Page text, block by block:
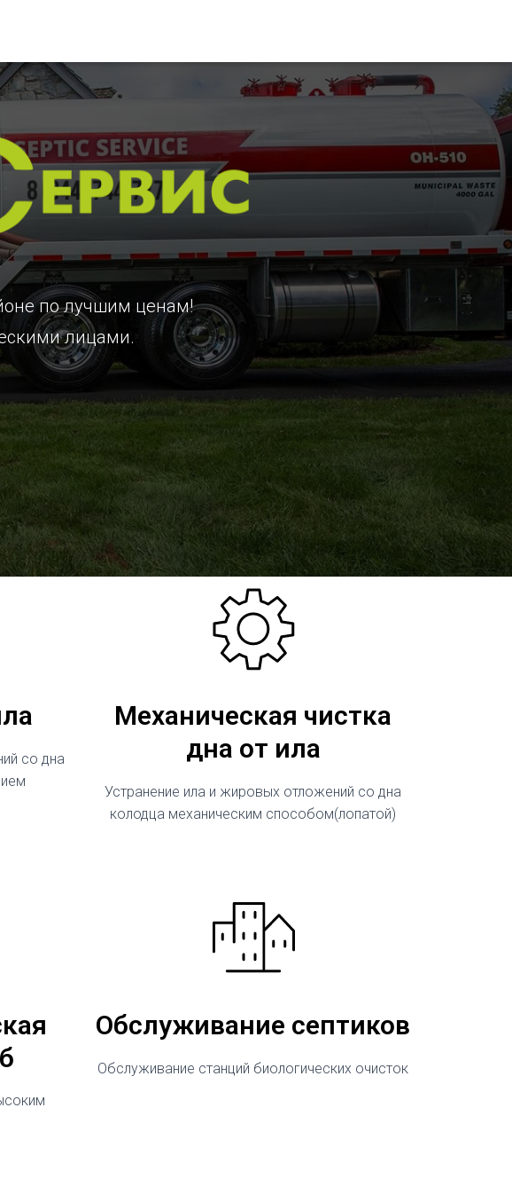
по лучшим ценам!
лицами.
со дна
Механическая чистка
дна от ила
Устранение ила и жировых отложений со дна
колодца механическим способом(лопатой)
Обслуживание септиков
Обслуживание станций биологических очисток